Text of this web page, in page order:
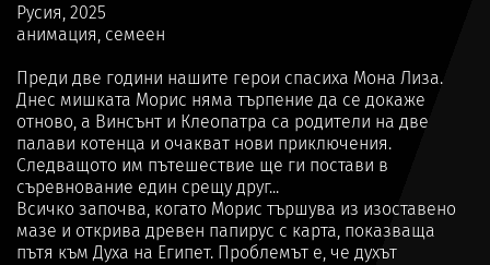
Русия, 2025
анимация, семеен
Преди две години нашите герои спасиха Мона Лиза.
Днес мишката Морис няма търпение да се докаже
отново, а Винсънт и Клеопатра са родители на две
палави котенца и очакват нови приключения.
Следващото им пътешествие ще ги постави в
съревнование един срещу друг...
Всичко започва, когато Морис тършува из изоставено
мазе и открива древен папирус с карта, показваща
пътя към Духа на Египет. Проблемът е, че духът